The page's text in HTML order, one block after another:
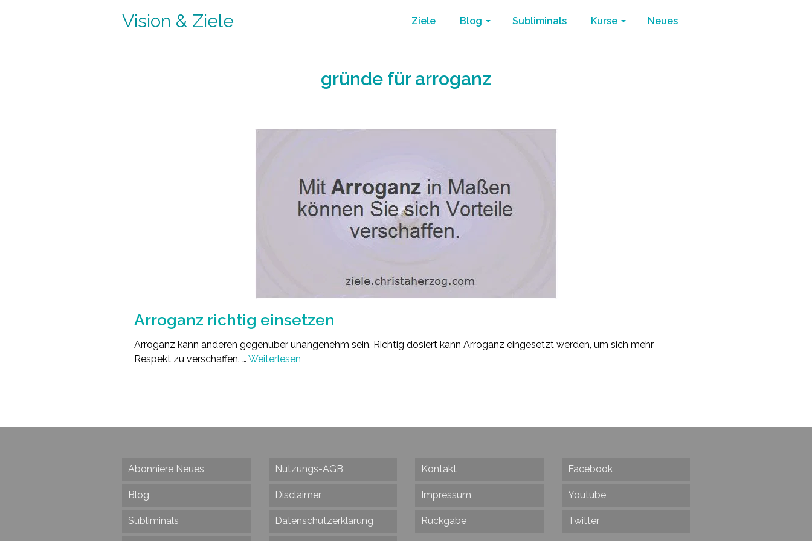
Vision & Ziele Ziele Blog Subliminals Kurse Neues
gründe für arroganz
Arroganz richtig einsetzen
Arroganz kann anderen gegenüber unangenehm sein. Richtig dosiert kann Arroganz eingesetzt werden, um sich mehr
Respekt zu verschaffen. … Weiterlesen
Abonniere Neues
Blog
Subliminals
Nutzungs-AGB
Disclaimer
Datenschutzerklärung
Kontakt
Impressum
Rückgabe
Facebook
Youtube
Twitter